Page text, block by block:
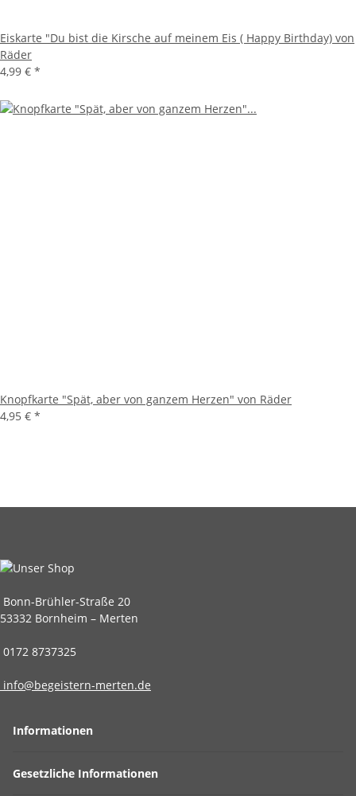
Eiskarte "Du bist die Kirsche auf meinem Eis ( Happy Birthday) von
Räder
4,99 € *
Knopfkarte "Spät, aber von ganzem Herzen" von Räder
4,95 € *
Bonn-Brühler-Straße 20
53332 Bornheim – Merten
0172 8737325
info@begeistern-merten.de
Informationen
Gesetzliche Informationen